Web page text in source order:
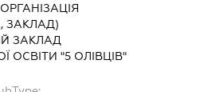
ЗАКЛАД)
ЗАКЛАД
ОСВІТИ "5 ОЛІВЦІВ"